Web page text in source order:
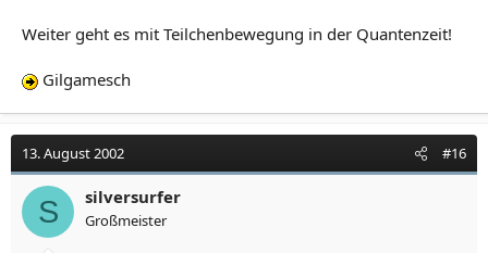
Weiter geht es mit Teilchenbewegung in der Quantenzeit!
Gilgamesch
13. August 2002 #16
S silversurfer
Großmeister